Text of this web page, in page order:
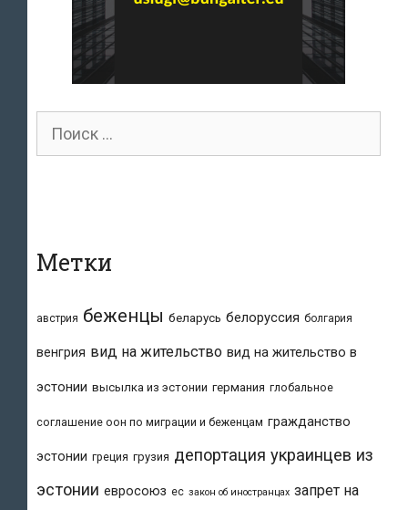
Поиск
для:
Метки
австрия беженцы беларусь белоруссия болгария
венгрия вид на жительство вид на жительство в
эстонии высылка из эстонии германия глобальное
соглашение оон по миграции и беженцам гражданство
эстонии греция грузия депортация украинцев из
эстонии евросоюз ес закон об иностранцах запрет на